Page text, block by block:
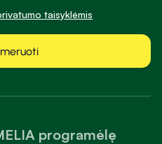
programėlę
taisyklėmis